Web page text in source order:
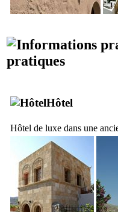
pratiques
Hôtel
Hôtel de luxe dans une